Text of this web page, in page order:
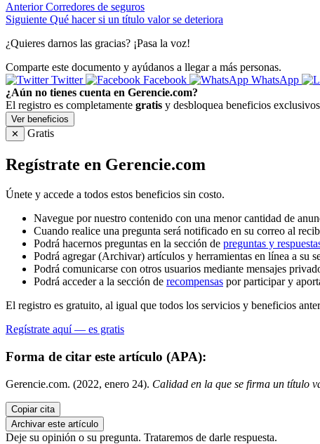
Anterior Corredores de seguros
Siguiente Qué hacer si un título valor se deteriora
¿Quieres darnos las gracias? ¡Pasa la voz!
Comparte este documento y ayúdanos a llegar a más personas.
Twitter
Facebook WhatsApp
¿Aún no tienes cuenta en Gerencie.com?
El registro es completamente gratis y desbloquea beneficios
Ver beneficios
✕
Gratis
Regístrate en Gerencie.com
Únete y accede a todos estos beneficios sin costo.
Navegue por nuestro contenido con una menor cantidad de
Cuando realice una pregunta será notificado en su correo al
Podrá hacernos preguntas en la sección de preguntas y
Podrá agregar (Archivar) artículos y herramientas en línea a su
Podrá comunicarse con otros usuarios mediante mensajes
Podrá acceder a la sección de recompensas por participar y
El registro es gratuito, al igual que todos los servicios y beneficios
Regístrate aquí — es gratis
Forma de citar este artículo (APA):
Gerencie.com. (2022, enero 24). Calidad en la que se firma un título
Copiar cita
Archivar este artículo
Deje su opinión o su pregunta. Trataremos de darle respuesta.